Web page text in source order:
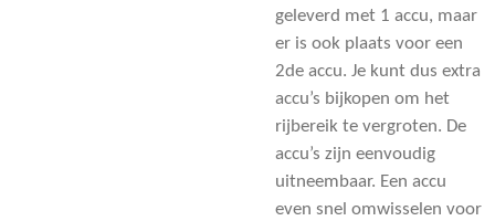
geleverd met 1 accu, maar
er is ook plaats voor een
2de accu. Je kunt dus extra
accu’s bijkopen om het
rijbereik te vergroten. De
accu’s zijn eenvoudig
uitneembaar. Een accu
even snel omwisselen voor